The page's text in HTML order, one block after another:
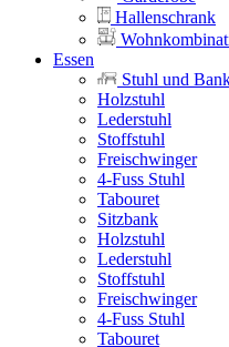
Hallenschrank
Essen
Stuhl und
Holzstuhl
Lederstuhl
Stoffstuhl
Freischwinger
4-Fuss Stuhl
Tabouret
Sitzbank
Holzstuhl
Lederstuhl
Stoffstuhl
Freischwinger
4-Fuss Stuhl
Tabouret